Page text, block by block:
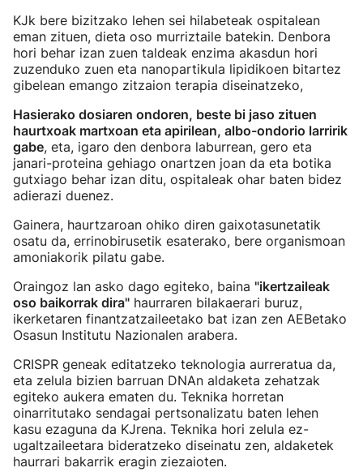
KJk bere bizitzako lehen sei hilabeteak ospitalean
eman zituen, dieta oso murriztaile batekin. Denbora
hori behar izan zuen taldeak enzima akasdun hori
zuzenduko zuen eta nanopartikula lipidikoen bitartez
gibelean emango zitzaion terapia diseinatzeko,
Hasierako dosiaren ondoren, beste bi jaso zituen
haurtxoak martxoan eta apirilean, albo-ondorio larririk
gabe, eta, igaro den denbora laburrean, gero eta
janari-proteina gehiago onartzen joan da eta botika
gutxiago behar izan ditu, ospitaleak ohar baten bidez
adierazi duenez.
Gainera, haurtzaroan ohiko diren gaixotasunetatik
osatu da, errinobirusetik esaterako, bere organismoan
amoniakorik pilatu gabe.
Oraingoz lan asko dago egiteko, baina "ikertzaileak
oso baikorrak dira" haurraren bilakaerari buruz,
ikerketaren finantzatzaileetako bat izan zen AEBetako
Osasun Institutu Nazionalen arabera.
CRISPR geneak editatzeko teknologia aurreratua da,
eta zelula bizien barruan DNAn aldaketa zehatzak
egiteko aukera ematen du. Teknika horretan
oinarritutako sendagai pertsonalizatu baten lehen
kasu ezaguna da KJrena. Teknika hori zelula ez-
ugaltzaileetara bideratzeko diseinatu zen, aldaketek
haurrari bakarrik eragin ziezaioten.